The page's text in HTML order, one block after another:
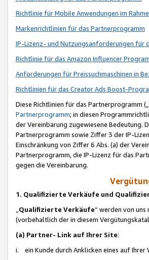
Richtlinie für Mobile Anwendungen im
Markenrichtlinien für das Partnerprogramm
IP-Lizenz- und Nutzungsanforderungen für
Richtlinie für das Amazon Influencer
Anforderungen für Preissuchmaschinen in
Richtlinien für das Creator Ads Boost-
Diese Richtlinien für das Partnerprogramm („
Partnerprogramm; in diesen
der Vereinbarung zugewiesene Bedeutung.
Partnerprogramm sowie Ziffer 3 der IP-
Einschränkung von Ziffer 6 Abs. (a) der
Partnerprogramm, die IP-Lizenz für das
gegen die Vereinbarung.
1. Qualifizierte Verkäufe und
Qualifizierte Verkäufe“ werden von
(vorbehaltlich der in diesem
(a) Partner- Link auf Ihrer Site:
i. ein Kunde durch Anklicken eines auf